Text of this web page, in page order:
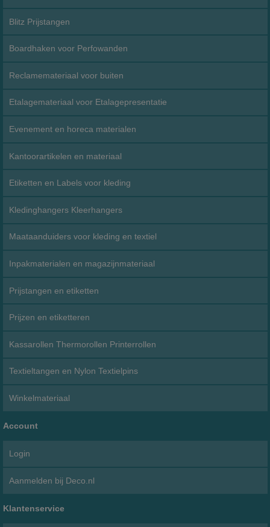
Blitz Prijstangen
Boardhaken voor Perfowanden
Reclamemateriaal voor buiten
Etalagemateriaal voor Etalagepresentatie
Evenement en horeca materialen
Kantoorartikelen en materiaal
Etiketten en Labels voor kleding
Kledinghangers Kleerhangers
Maataanduiders voor kleding en textiel
Inpakmaterialen en magazijnmateriaal
Prijstangen en etiketten
Prijzen en etiketteren
Kassarollen Thermorollen Printerrollen
Textieltangen en Nylon Textielpins
Winkelmateriaal
Account
Login
Aanmelden bij Deco.nl
Klantenservice